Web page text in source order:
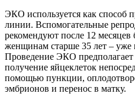
ЭКО используется как способ
линии. Вспомогательные
рекомендуют после 12
женщинам старше 35 лет – уже
Проведение ЭКО
получение яйцеклеток
помощью пункции,
эмбрионов и перенос в матку.